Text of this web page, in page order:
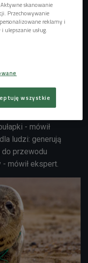
Czwórki, jest
cywilizacji", czyli
Umierają tak
Zabójcze są także
przez rybaków
- mówił
ludzi: generują
przewodu
mówił ekspert.
skanowanie
Przechowywanie
reklamy i
ulepszanie usług.
wszystkie